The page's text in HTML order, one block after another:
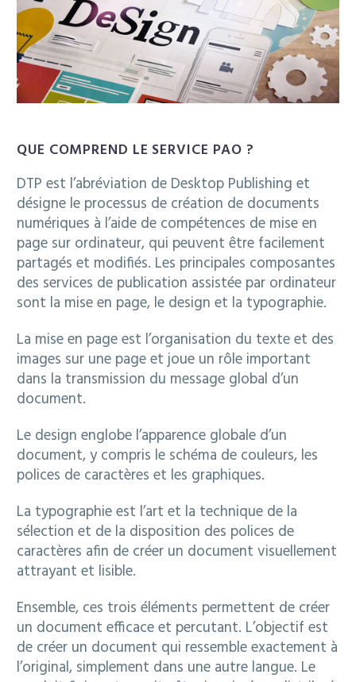
QUE COMPREND LE SERVICE PAO ?
DTP est l’abréviation de Desktop Publishing et
désigne le processus de création de documents
numériques à l’aide de compétences de mise en
page sur ordinateur, qui peuvent être facilement
partagés et modifiés. Les principales composantes
des services de publication assistée par ordinateur
sont la mise en page, le design et la typographie.
La mise en page est l’organisation du texte et des
images sur une page et joue un rôle important
dans la transmission du message global d’un
document.
Le design englobe l’apparence globale d’un
document, y compris le schéma de couleurs, les
polices de caractères et les graphiques.
La typographie est l’art et la technique de la
sélection et de la disposition des polices de
caractères afin de créer un document visuellement
attrayant et lisible.
Ensemble, ces trois éléments permettent de créer
un document efficace et percutant. L’objectif est
de créer un document qui ressemble exactement à
l’original, simplement dans une autre langue. Le